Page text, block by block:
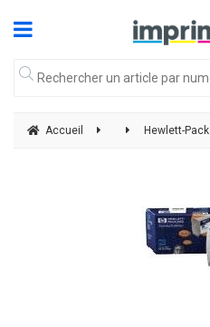
Accueil Hewlett-